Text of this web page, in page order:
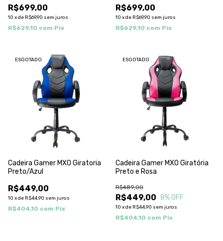
R$699,00
10 xde R$69,90 sem juros
R$629,10 com Pix
R$699,00
10 xde R$69,90 sem juros
R$629,10 com Pix
ESGOTADO
Cadeira Gamer MX0 Giratoria
Preto/Azul
R$449,00
10 xde R$44,90 sem juros
R$404,10 com Pix
ESGOTADO
Cadeira Gamer MX0 Giratória
Preto e Rosa
R$449,00
R$489,00
8% OFF
10 xde R$44,90 sem juros
R$404,10 com Pix